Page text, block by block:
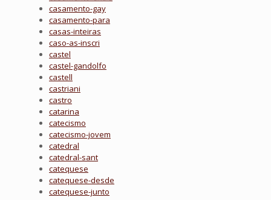
casamento-gay
casamento-para
casas-inteiras
caso-as-inscri
castel
castel-gandolfo
castell
castriani
castro
catarina
catecismo
catecismo-jovem
catedral
catedral-sant
catequese
catequese-desde
catequese-junto